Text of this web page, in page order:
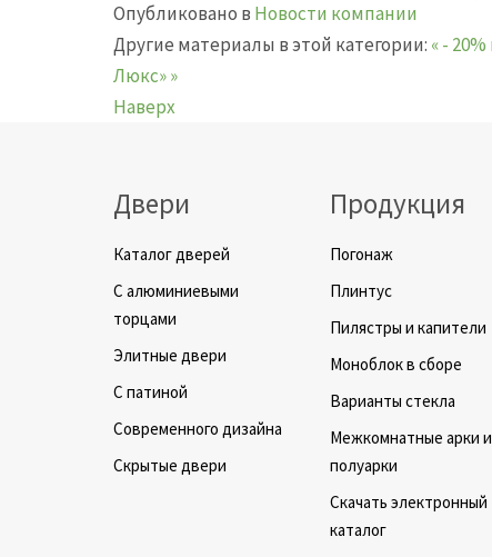
Опубликовано в Новости компании
Другие материалы в этой категории: « -
Люкс» »
Наверх
Двери
Каталог дверей
C алюминиевыми
торцами
Элитные двери
C патиной
Cовременного дизайна
Скрытые двери
Продукция
Погонаж
Плинтус
Пилястры и капители
Моноблок в сборе
Варианты стекла
Межкомнатные арки и
полуарки
Скачать электронный
каталог